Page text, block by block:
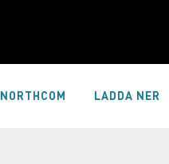
NORTHCOM LADDA NER